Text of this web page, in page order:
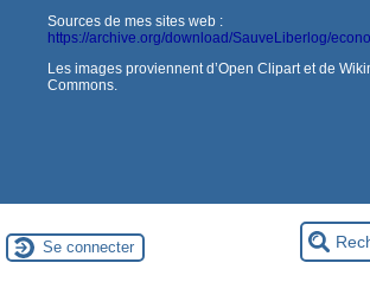
Sources de mes sites web :
https://archive.org/download/SauveLiberlog/
Les images proviennent d’Open Clipart et de
Commons.
Se connecter